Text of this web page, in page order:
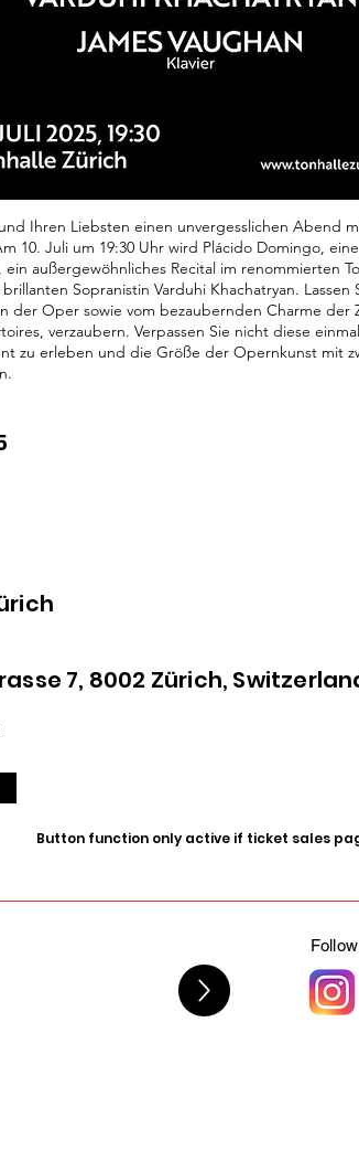
Ihren Liebsten einen unvergesslichen Abend
10. Juli um 19:30 Uhr wird Plácido Domingo,
ein außergewöhnliches Recital im renommierten
Sopranistin Varduhi Khachatryan. Lassen
der Oper sowie vom bezaubernden Charme der
verzaubern. Verpassen Sie nicht diese
zu erleben und die Größe der Opernkunst mit
7, 8002 Zürich,
Button function only active if ticket sales